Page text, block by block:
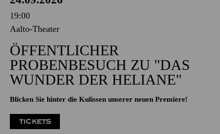
19:00
Aalto-Theater
ÖFFENTLICHER
PROBENBESUCH ZU "DAS
WUNDER DER HELIANE"
Blicken Sie hinter die Kulissen unserer neuen Premiere!
TICKETS